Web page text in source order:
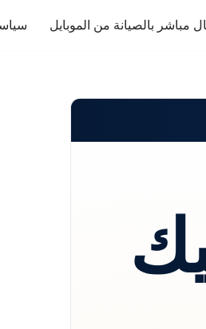
مباشر بالصيانة من الموبايل